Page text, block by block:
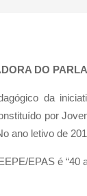
DO
da
por
ano letivo de
EPAS é “40